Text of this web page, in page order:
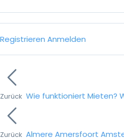
Registrieren Anmelden
Zurück Wie funktioniert Mieten?
Zurück Almere Amersfoort